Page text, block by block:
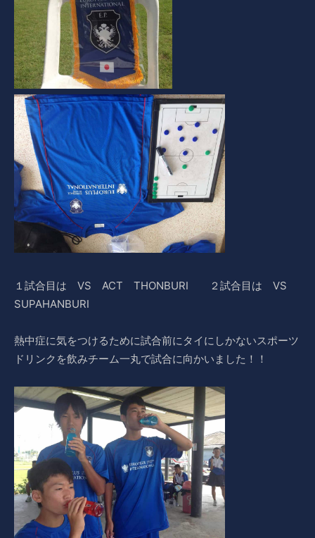
１試合目は VS ACT THONBURI ２試合目は VS
SUPAHANBURI
熱中症に気をつけるために試合前にタイにしかないスポーツ
ドリンクを飲みチーム一丸で試合に向かいました！！